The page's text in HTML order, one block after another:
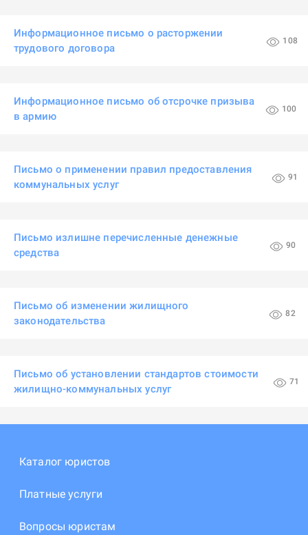
Информационное письмо о расторжении
трудового договора
108
Информационное письмо об отсрочке призыва
в армию
100
Письмо о применении правил предоставления
коммунальных услуг
91
Письмо излишне перечисленные денежные
средства
90
Письмо об изменении жилищного
законодательства
82
Письмо об установлении стандартов стоимости
жилищно-коммунальных услуг
71
Каталог юристов
Платные услуги
Вопросы юристам